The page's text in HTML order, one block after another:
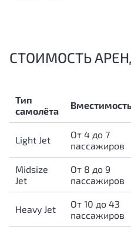
СТОИМОСТЬ
Тип
самолёта
Light Jet
От 4 до 7
пассажиров
Midsize
Jet
От 8 до 9
пассажиров
Heavy Jet
От 10 до 43
пассажиров